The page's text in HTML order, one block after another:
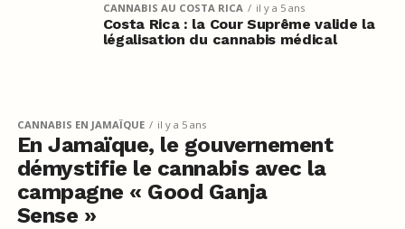
CANNABIS AU COSTA RICA il y a 5 ans
Costa Rica : la Cour Suprême valide la
légalisation du cannabis médical
CANNABIS EN JAMAÏQUE il y a 5 ans
En Jamaïque, le gouvernement
démystifie le cannabis avec la
campagne « Good Ganja
Sense »